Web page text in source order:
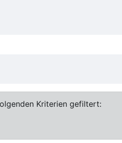
Kriterien gefiltert: